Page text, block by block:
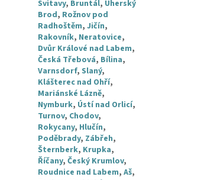
Svitavy, Bruntál, Uherský
Brod, Rožnov pod
Radhoštěm,Jičín,
Rakovník, Neratovice,
Dvůr Králové nad Labem,
Česká Třebová, Bílina,
Varnsdorf,Slaný,
Klášterec nad Ohří,
Mariánské Lázně,
Nymburk, Ústí nad Orlicí,
Turnov, Chodov,
Rokycany, Hlučín,
Poděbrady, Zábřeh,
Šternberk, Krupka,
Říčany,Český Krumlov,
Roudnice nad Labem,Aš,